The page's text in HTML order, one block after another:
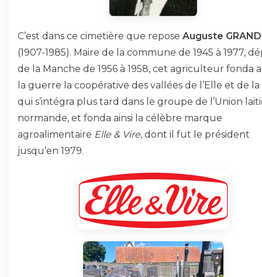
C’est dans ce cimetière que repose Auguste
(1907-1985). Maire de la commune de 1945 à 1977,
de la Manche de 1956 à 1958, cet agriculteur fonda
la guerre la coopérative des vallées de l’Elle et de la
qui s’intégra plus tard dans le groupe de l’Union
normande, et fonda ainsi la célèbre marque
agroalimentaire Elle & Vire, dont il fut le président
jusqu’en 1979.